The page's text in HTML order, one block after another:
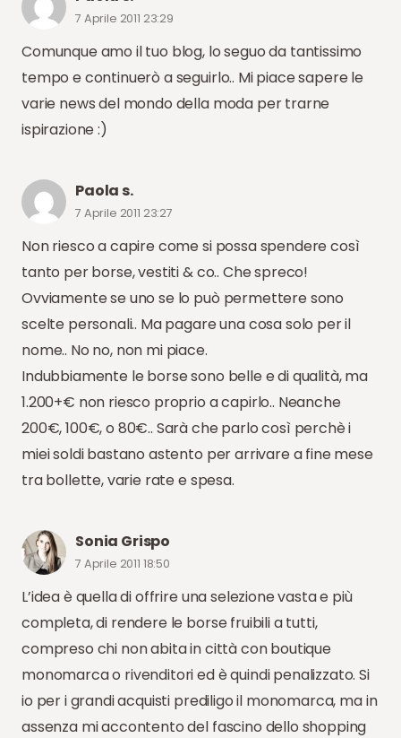
7 Aprile 2011 23:29
Comunque amo il tuo blog, lo seguo da tantissimo
tempo e continuerò a seguirlo.. Mi piace sapere le
varie news del mondo della moda per trarne
ispirazione :)
Paola s.
7 Aprile 2011 23:27
Non riesco a capire come si possa spendere così
tanto per borse, vestiti & co.. Che spreco!
Ovviamente se uno se lo può permettere sono
scelte personali.. Ma pagare una cosa solo per il
nome.. No no, non mi piace.
Indubbiamente le borse sono belle e di qualità, ma
1.200+€ non riesco proprio a capirlo.. Neanche
200€, 100€, o 80€.. Sarà che parlo così perchè i
miei soldi bastano astento per arrivare a fine mese
tra bollette, varie rate e spesa.
Sonia Grispo
7 Aprile 2011 18:50
L’idea è quella di offrire una selezione vasta e più
completa, di rendere le borse fruibili a tutti,
compreso chi non abita in città con boutique
monomarca o rivenditori ed è quindi penalizzato. Si
io per i grandi acquisti prediligo il monomarca, ma in
assenza mi accontento del fascino dello shopping